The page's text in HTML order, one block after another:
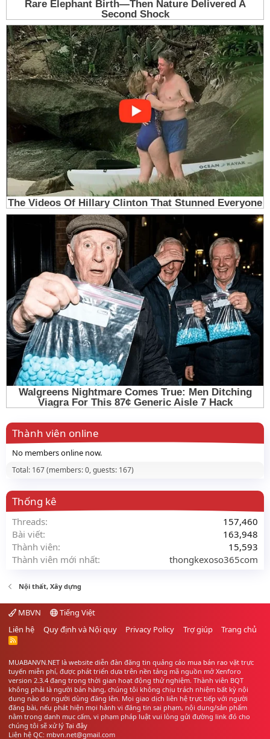
Thành viên online
No members online now.
Total: 167 (members: 0, guests: 167)
Thống kê
Threads
157,460
Bài viết
163,948
Thành viên
15,593
Thành viên mới nhất
thongkexoso365com
Nội thất, Xây dựng
MBVN
Tiếng Việt
Liên hệ
Quy định và Nội quy Privacy Policy Trợ giúp Trang chủ
R
MUABANVN.NET là website diễn đàn đăng tin quảng cáo mua bán rao vặt trực
tuyến miễn phí, được phát triển dựa trên nền tảng mã nguồn mở Xenforo
version 2.3.4 đang trong thời gian hoạt động thử nghiệm. Thành viên BQT
không phải là người bán hàng, chúng tôi không chịu trách nhiệm bất kỳ nội
dung nào do người dùng đăng lên. Mọi giao dịch liên hệ trực tiếp với người
đăng bài, nếu phát hiện mọi hành vi đăng tin sai phạm, nội dung/sản phẩm
nằm trong danh mục cấm, vi phạm pháp luật vui lòng gửi đường link đó cho
chúng tôi sẽ xử lý Tại đây
Liên hệ QC: mbvn.net@gmail.com